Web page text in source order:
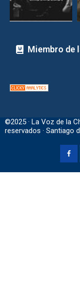
Miembro de
©2025 · La Voz de la
reservados · Santiago